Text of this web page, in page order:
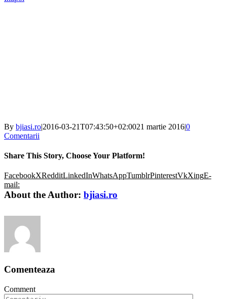
By bjiasi.ro|2016-03-21T07:43:50+02:0021 martie 2016|0
Comentarii
Share This Story, Choose Your Platform!
FacebookXRedditLinkedInWhatsAppTumblrPinterestVkXingE-
mail:
About the Author: bjiasi.ro
Comenteaza
Comment